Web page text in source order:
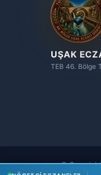
UŞAK
TEB 46. Bölge
© Copyright